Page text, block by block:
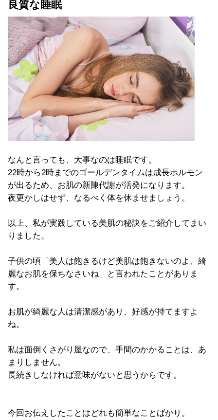
良質な睡眠
なんと言っても、大事なのは睡眠です。
22時から2時までのゴールデンタイムは成長ホルモン
が出るため、お肌の新陳代謝が活発になります。
夜更かしはせず、なるべく体を休ませまし ょう。
以上、私が実践している美肌の秘訣をご紹介してまい
りました。
子供の頃「美人は飽きるけど美肌は飽きないのよ、 綺
麗なお肌を保ちなさいね」と言われたことがありま
す。
お肌が綺麗な人は清潔感があり、好感が持てますよ
ね。
私は面倒くさがり屋なので、手間のかかることは、 あ
まりしません。
長続きしなければ意味がないと思うからです。
今回お伝えしたことはどれも簡単なことばかり。